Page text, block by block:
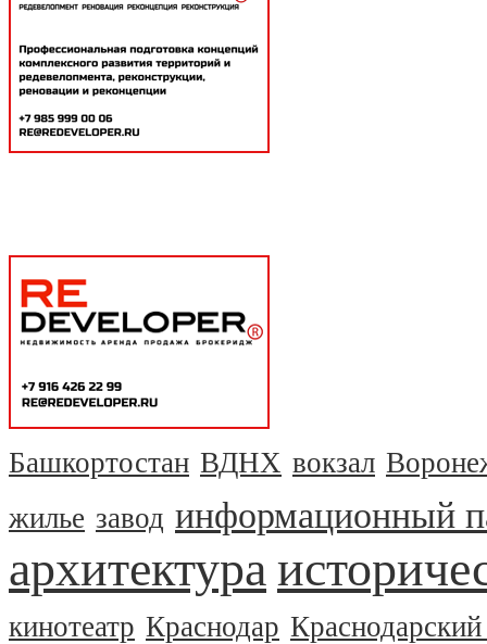
Башкортостан ВДНХ вокзал
жилье завод информационный
архитектура
кинотеатр Краснодар